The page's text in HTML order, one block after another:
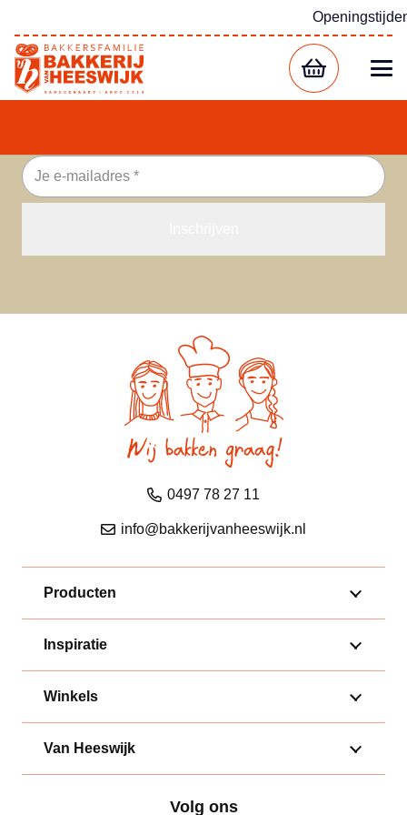
MELD JE AAN EN MIS
NIETS!
E-
mailadres
0497 78 27 11
info@bakkerijvanheeswijk.nl
Producten
Inspiratie
Winkels
Van Heeswijk
Volg ons